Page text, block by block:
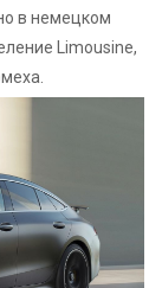
в немецком
Limousine,